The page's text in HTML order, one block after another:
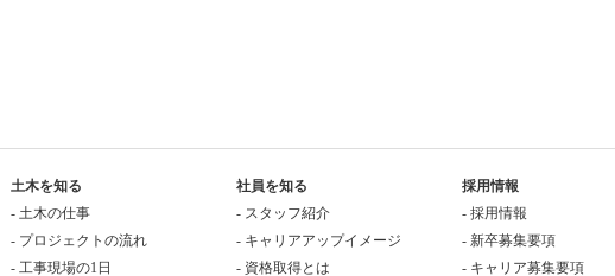
土木を知る
- 土木の仕事
- プロジェクトの流れ
- 工事現場の1日
社員を知る
- スタッフ紹介
- キャリアアップイメージ
- 資格取得とは
採用情報
- 採用情報
- 新卒募集要項
- キャリア募集要項